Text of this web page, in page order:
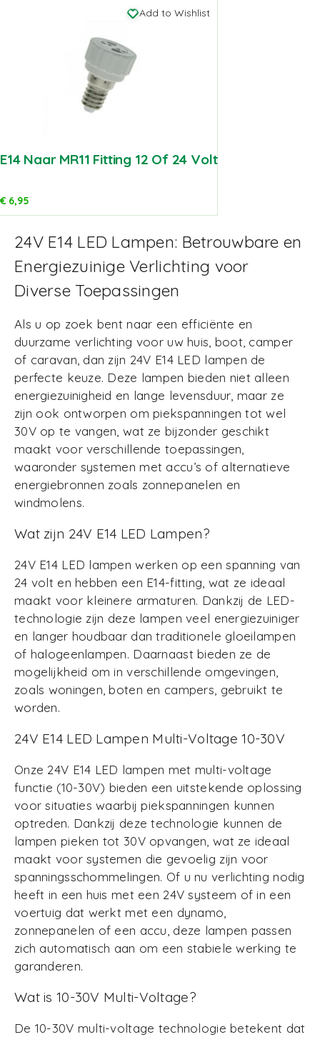
Add to Wishlist
E14 Naar MR11 Fitting 12 Of 24 Volt
€6,95
24V E14 LED Lampen: Betrouwbare en
Energiezuinige Verlichting voor
Diverse Toepassingen
Als u op zoek bent naar een efficiënte en
duurzame verlichting voor uw huis, boot, camper
of caravan, dan zijn 24V E14 LED lampen de
perfecte keuze. Deze lampen bieden niet alleen
energiezuinigheid en lange levensduur, maar ze
zijn ook ontworpen om piekspanningen tot wel
30V op te vangen, wat ze bijzonder geschikt
maakt voor verschillende toepassingen,
waaronder systemen met accu’s of alternatieve
energiebronnen zoals zonnepanelen en
windmolens.
Wat zijn 24V E14 LED Lampen?
24V E14 LED lampen werken op een spanning van
24 volt en hebben een E14-fitting, wat ze ideaal
maakt voor kleinere armaturen. Dankzij de LED-
technologie zijn deze lampen veel energiezuiniger
en langer houdbaar dan traditionele gloeilampen
of halogeenlampen. Daarnaast bieden ze de
mogelijkheid om in verschillende omgevingen,
zoals woningen, boten en campers, gebruikt te
worden.
24V E14 LED Lampen Multi-Voltage 10-30V
Onze 24V E14 LED lampen met multi-voltage
functie (10-30V) bieden een uitstekende oplossing
voor situaties waarbij piekspanningen kunnen
optreden. Dankzij deze technologie kunnen de
lampen pieken tot 30V opvangen, wat ze ideaal
maakt voor systemen die gevoelig zijn voor
spanningsschommelingen. Of u nu verlichting nodig
heeft in een huis met een 24V systeem of in een
voertuig dat werkt met een dynamo,
zonnepanelen of een accu, deze lampen passen
zich automatisch aan om een stabiele werking te
garanderen.
Wat is 10-30V Multi-Voltage?
De 10-30V multi-voltage technologie betekent dat